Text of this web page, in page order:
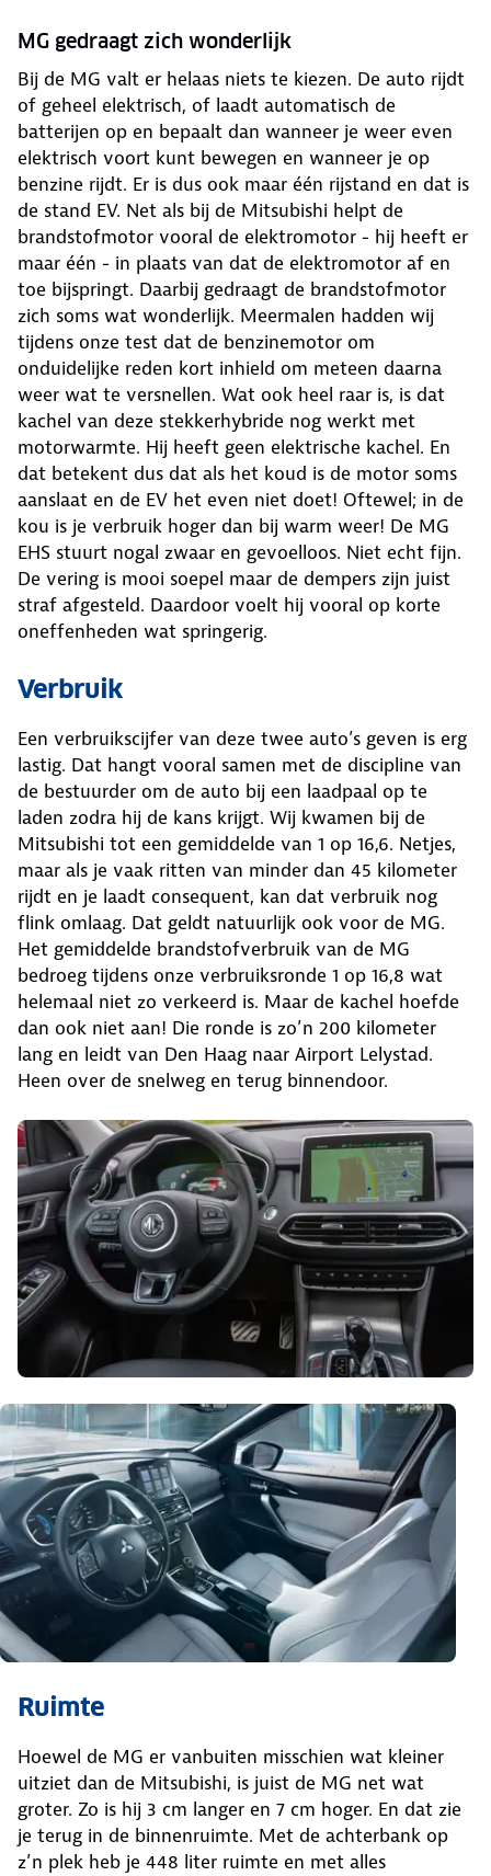
MG gedraagt zich wonderlijk
Bij de MG valt er helaas niets te kiezen. De auto rijdt
of geheel elektrisch, of laadt automatisch de
batterijen op en bepaalt dan wanneer je weer even
elektrisch voort kunt bewegen en wanneer je op
benzine rijdt. Er is dus ook maar één rijstand en dat is
de stand EV. Net als bij de Mitsubishi helpt de
brandstofmotor vooral de elektromotor - hij heeft er
maar één - in plaats van dat de elektromotor af en
toe bijspringt. Daarbij gedraagt de brandstofmotor
zich soms wat wonderlijk. Meermalen hadden wij
tijdens onze test dat de benzinemotor om
onduidelijke reden kort inhield om meteen daarna
weer wat te versnellen. Wat ook heel raar is, is dat
kachel van deze stekkerhybride nog werkt met
motorwarmte. Hij heeft geen elektrische kachel. En
dat betekent dus dat als het koud is de motor soms
aanslaat en de EV het even niet doet! Oftewel; in de
kou is je verbruik hoger dan bij warm weer! De MG
EHS stuurt nogal zwaar en gevoelloos. Niet echt fijn.
De vering is mooi soepel maar de dempers zijn juist
straf afgesteld. Daardoor voelt hij vooral op korte
oneffenheden wat springerig.
Verbruik
Een verbruikscijfer van deze twee auto’s geven is erg
lastig. Dat hangt vooral samen met de discipline van
de bestuurder om de auto bij een laadpaal op te
laden zodra hij de kans krijgt. Wij kwamen bij de
Mitsubishi tot een gemiddelde van 1 op 16,6. Netjes,
maar als je vaak ritten van minder dan 45 kilometer
rijdt en je laadt consequent, kan dat verbruik nog
flink omlaag. Dat geldt natuurlijk ook voor de MG.
Het gemiddelde brandstofverbruik van de MG
bedroeg tijdens onze verbruiksronde 1 op 16,8 wat
helemaal niet zo verkeerd is. Maar de kachel hoefde
dan ook niet aan! Die ronde is zo’n 200 kilometer
lang en leidt van Den Haag naar Airport Lelystad.
Heen over de snelweg en terug binnendoor.
Ruimte
Hoewel de MG er vanbuiten misschien wat kleiner
uitziet dan de Mitsubishi, is juist de MG net wat
groter. Zo is hij 3 cm langer en 7 cm hoger. En dat zie
je terug in de binnenruimte. Met de achterbank op
z’n plek heb je 448 liter ruimte en met alles